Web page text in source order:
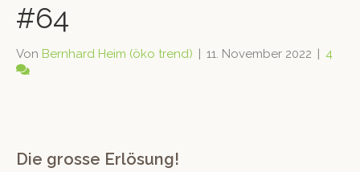
#64
Von Bernhard Heim (öko trend) 11. November 2022 4
Die grosse Erlösung!